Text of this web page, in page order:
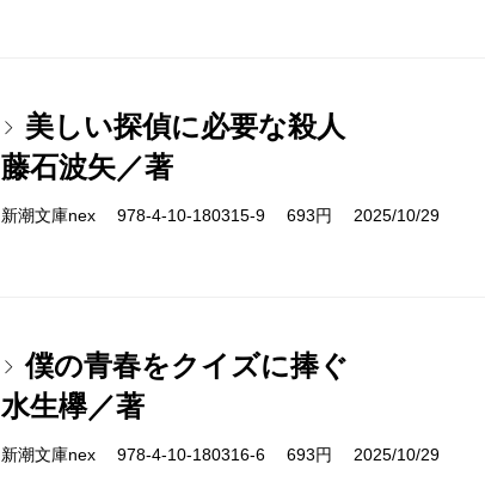
美しい探偵に必要な殺人
藤石波矢／著
新潮文庫nex 978-4-10-180315-9 693円 2025/10/29
僕の青春をクイズに捧ぐ
水生欅／著
新潮文庫nex 978-4-10-180316-6 693円 2025/10/29